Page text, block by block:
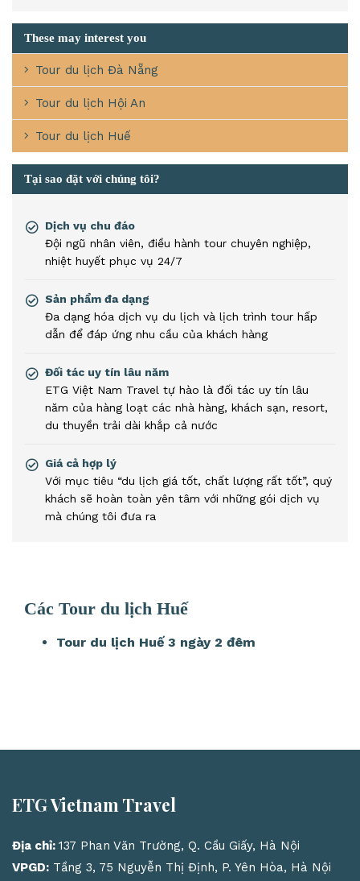
These may interest you
Tour du lịch Đà Nẵng
Tour du lịch Hội An
Tour du lịch Huế
Tại sao đặt với chúng tôi?
Dịch vụ chu đáo
Đội ngũ nhân viên, điều hành tour chuyên nghiệp,
nhiệt huyết phục vụ 24/7
Sản phẩm đa dạng
Đa dạng hóa dịch vụ du lịch và lịch trình tour hấp
dẫn để đáp ứng nhu cầu của khách hàng
Đối tác uy tín lâu năm
ETG Việt Nam Travel tự hào là đối tác uy tín lâu
năm của hàng loạt các nhà hàng, khách sạn, resort,
du thuyền trải dài khắp cả nước
Giá cả hợp lý
Với mục tiêu “du lịch giá tốt, chất lượng rất tốt”, quý
khách sẽ hoàn toàn yên tâm với những gói dịch vụ
mà chúng tôi đưa ra
Các Tour du lịch Huế
Tour du lịch Huế 3 ngày 2 đêm
ETG Vietnam Travel
Địa chỉ: 137 Phan Văn Trường, Q. Cầu Giấy, Hà Nội
VPGD: Tầng 3, 75 Nguyễn Thị Định, P. Yên Hòa, Hà Nội